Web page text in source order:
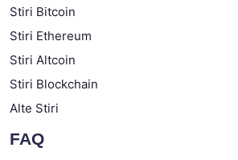
Stiri Bitcoin
Stiri Ethereum
Stiri Altcoin
Stiri Blockchain
Alte Stiri
FAQ